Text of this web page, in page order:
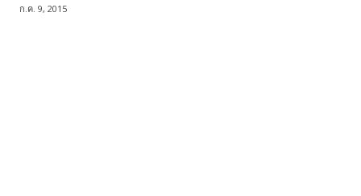
ก.ค. 9, 2015